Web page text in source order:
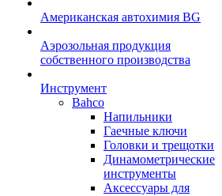
Американская автохимия BG
Аэрозольная продукция
собственного производства
Инструмент
Bahco
Напильники
Гаечные ключи
Головки и трещотки
Динамометрические
инструменты
Аксессуары для